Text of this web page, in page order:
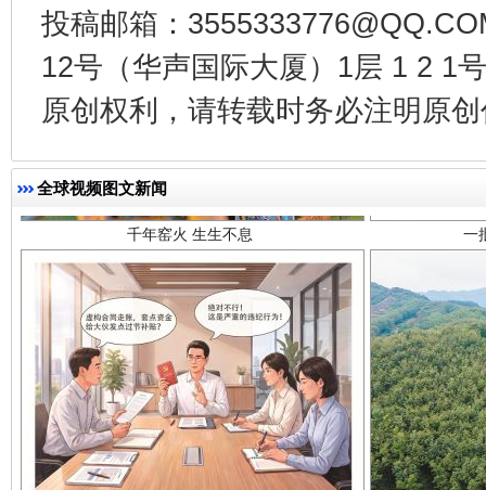
投稿邮箱：
12号（华声国际大厦）1层 1 2 1
原创权利，请转载时务必注明原
全球视频图文新闻
揭开“小金库”的免责幌子